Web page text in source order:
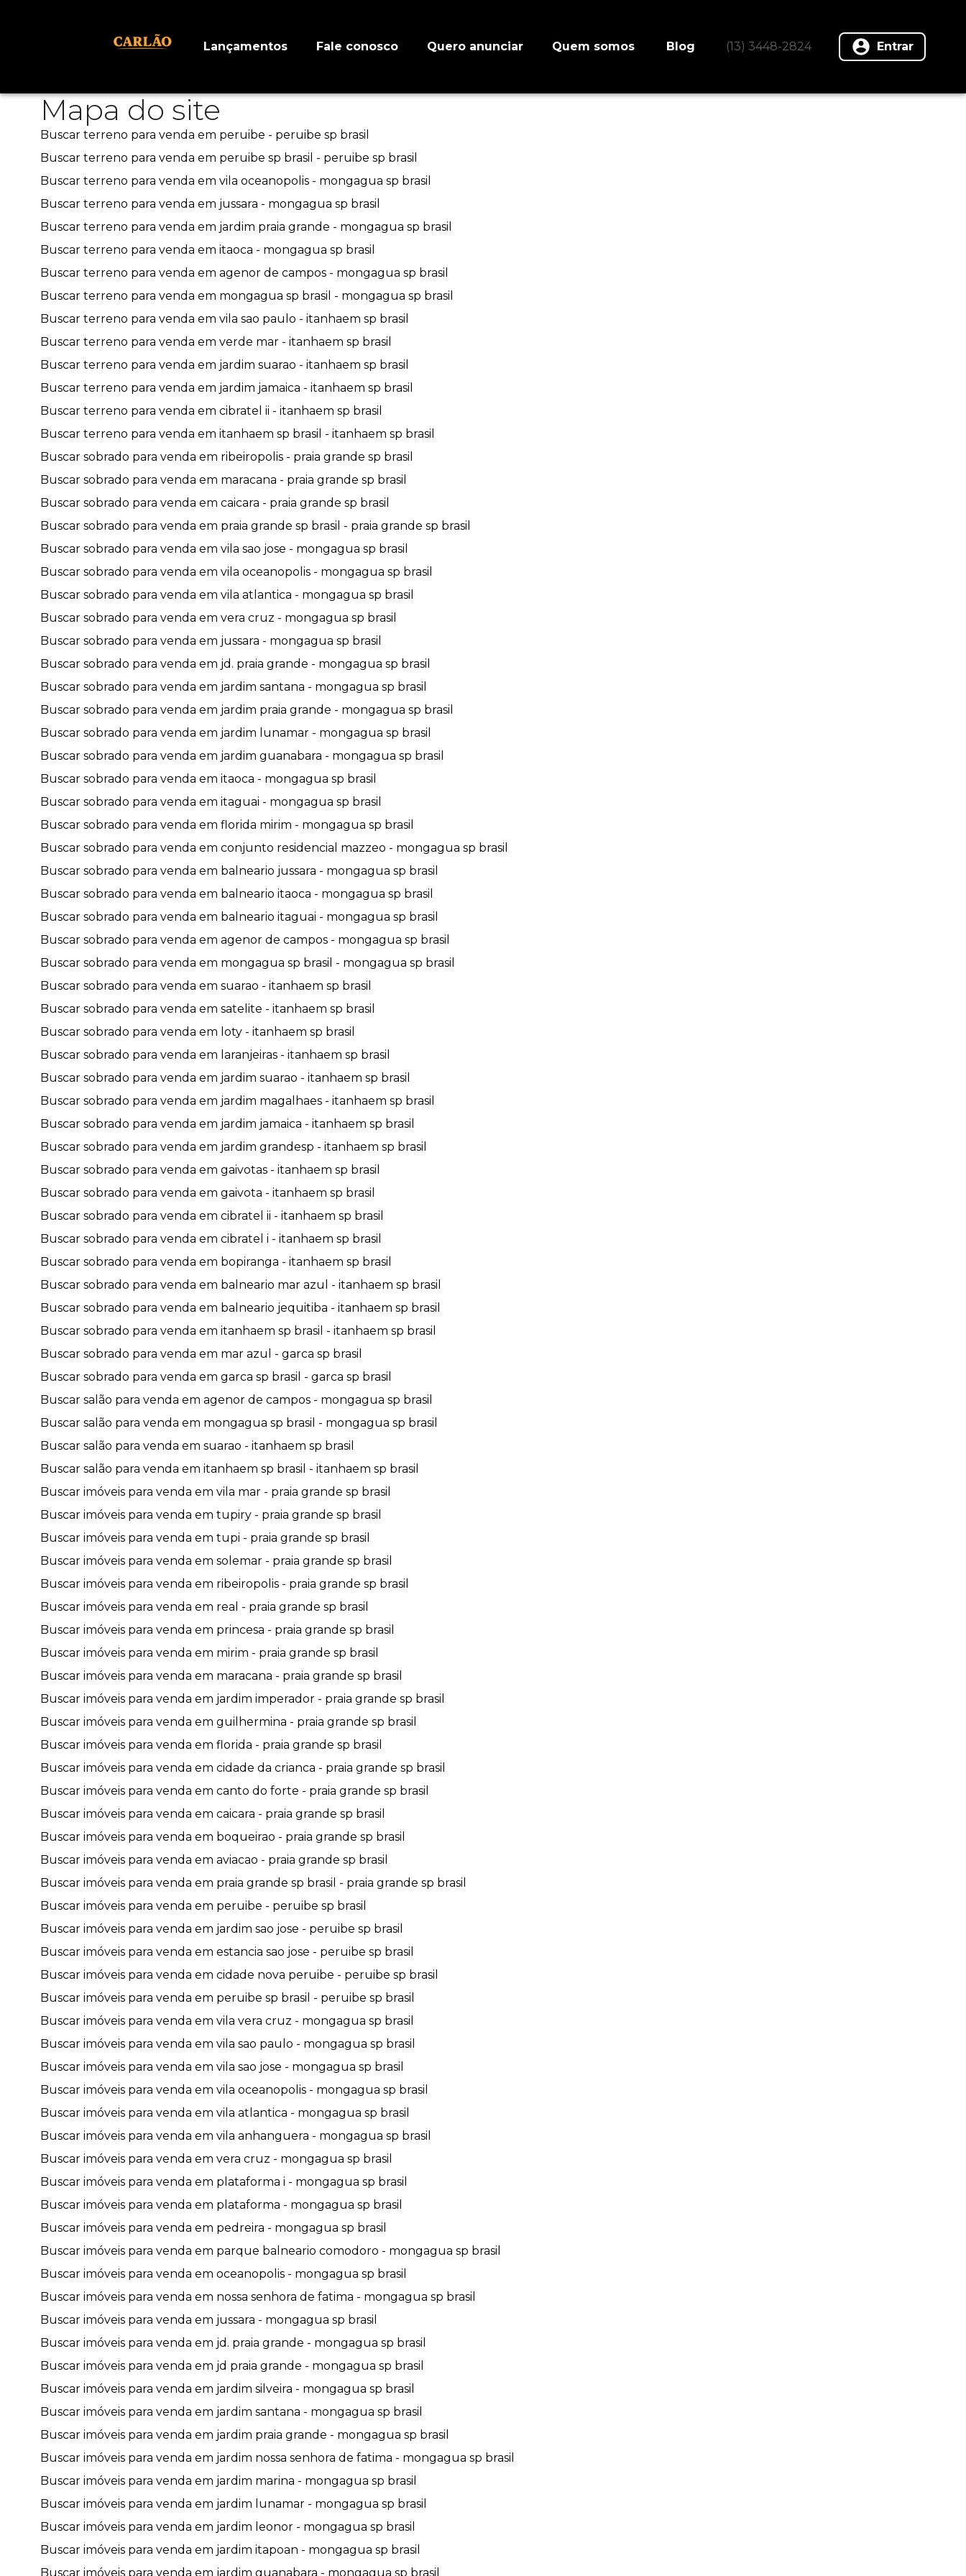
Lançamentos Fale conosco Quero anunciar Quem somos Blog (13) 3448-2824 Entrar
Mapa do site
Buscar terreno para venda em peruibe - peruibe sp brasil
Buscar terreno para venda em peruibe sp brasil - peruibe sp brasil
Buscar terreno para venda em vila oceanopolis - mongagua sp brasil
Buscar terreno para venda em jussara - mongagua sp brasil
Buscar terreno para venda em jardim praia grande - mongagua sp brasil
Buscar terreno para venda em itaoca - mongagua sp brasil
Buscar terreno para venda em agenor de campos - mongagua sp brasil
Buscar terreno para venda em mongagua sp brasil - mongagua sp brasil
Buscar terreno para venda em vila sao paulo - itanhaem sp brasil
Buscar terreno para venda em verde mar - itanhaem sp brasil
Buscar terreno para venda em jardim suarao - itanhaem sp brasil
Buscar terreno para venda em jardim jamaica - itanhaem sp brasil
Buscar terreno para venda em cibratel ii - itanhaem sp brasil
Buscar terreno para venda em itanhaem sp brasil - itanhaem sp brasil
Buscar sobrado para venda em ribeiropolis - praia grande sp brasil
Buscar sobrado para venda em maracana - praia grande sp brasil
Buscar sobrado para venda em caicara - praia grande sp brasil
Buscar sobrado para venda em praia grande sp brasil - praia grande sp brasil
Buscar sobrado para venda em vila sao jose - mongagua sp brasil
Buscar sobrado para venda em vila oceanopolis - mongagua sp brasil
Buscar sobrado para venda em vila atlantica - mongagua sp brasil
Buscar sobrado para venda em vera cruz - mongagua sp brasil
Buscar sobrado para venda em jussara - mongagua sp brasil
Buscar sobrado para venda em jd. praia grande - mongagua sp brasil
Buscar sobrado para venda em jardim santana - mongagua sp brasil
Buscar sobrado para venda em jardim praia grande - mongagua sp brasil
Buscar sobrado para venda em jardim lunamar - mongagua sp brasil
Buscar sobrado para venda em jardim guanabara - mongagua sp brasil
Buscar sobrado para venda em itaoca - mongagua sp brasil
Buscar sobrado para venda em itaguai - mongagua sp brasil
Buscar sobrado para venda em florida mirim - mongagua sp brasil
Buscar sobrado para venda em conjunto residencial mazzeo - mongagua sp brasil
Buscar sobrado para venda em balneario jussara - mongagua sp brasil
Buscar sobrado para venda em balneario itaoca - mongagua sp brasil
Buscar sobrado para venda em balneario itaguai - mongagua sp brasil
Buscar sobrado para venda em agenor de campos - mongagua sp brasil
Buscar sobrado para venda em mongagua sp brasil - mongagua sp brasil
Buscar sobrado para venda em suarao - itanhaem sp brasil
Buscar sobrado para venda em satelite - itanhaem sp brasil
Buscar sobrado para venda em loty - itanhaem sp brasil
Buscar sobrado para venda em laranjeiras - itanhaem sp brasil
Buscar sobrado para venda em jardim suarao - itanhaem sp brasil
Buscar sobrado para venda em jardim magalhaes - itanhaem sp brasil
Buscar sobrado para venda em jardim jamaica - itanhaem sp brasil
Buscar sobrado para venda em jardim grandesp - itanhaem sp brasil
Buscar sobrado para venda em gaivotas - itanhaem sp brasil
Buscar sobrado para venda em gaivota - itanhaem sp brasil
Buscar sobrado para venda em cibratel ii - itanhaem sp brasil
Buscar sobrado para venda em cibratel i - itanhaem sp brasil
Buscar sobrado para venda em bopiranga - itanhaem sp brasil
Buscar sobrado para venda em balneario mar azul - itanhaem sp brasil
Buscar sobrado para venda em balneario jequitiba - itanhaem sp brasil
Buscar sobrado para venda em itanhaem sp brasil - itanhaem sp brasil
Buscar sobrado para venda em mar azul - garca sp brasil
Buscar sobrado para venda em garca sp brasil - garca sp brasil
Buscar salão para venda em agenor de campos - mongagua sp brasil
Buscar salão para venda em mongagua sp brasil - mongagua sp brasil
Buscar salão para venda em suarao - itanhaem sp brasil
Buscar salão para venda em itanhaem sp brasil - itanhaem sp brasil
Buscar imóveis para venda em vila mar - praia grande sp brasil
Buscar imóveis para venda em tupiry - praia grande sp brasil
Buscar imóveis para venda em tupi - praia grande sp brasil
Buscar imóveis para venda em solemar - praia grande sp brasil
Buscar imóveis para venda em ribeiropolis - praia grande sp brasil
Buscar imóveis para venda em real - praia grande sp brasil
Buscar imóveis para venda em princesa - praia grande sp brasil
Buscar imóveis para venda em mirim - praia grande sp brasil
Buscar imóveis para venda em maracana - praia grande sp brasil
Buscar imóveis para venda em jardim imperador - praia grande sp brasil
Buscar imóveis para venda em guilhermina - praia grande sp brasil
Buscar imóveis para venda em florida - praia grande sp brasil
Buscar imóveis para venda em cidade da crianca - praia grande sp brasil
Buscar imóveis para venda em canto do forte - praia grande sp brasil
Buscar imóveis para venda em caicara - praia grande sp brasil
Buscar imóveis para venda em boqueirao - praia grande sp brasil
Buscar imóveis para venda em aviacao - praia grande sp brasil
Buscar imóveis para venda em praia grande sp brasil - praia grande sp brasil
Buscar imóveis para venda em peruibe - peruibe sp brasil
Buscar imóveis para venda em jardim sao jose - peruibe sp brasil
Buscar imóveis para venda em estancia sao jose - peruibe sp brasil
Buscar imóveis para venda em cidade nova peruibe - peruibe sp brasil
Buscar imóveis para venda em peruibe sp brasil - peruibe sp brasil
Buscar imóveis para venda em vila vera cruz - mongagua sp brasil
Buscar imóveis para venda em vila sao paulo - mongagua sp brasil
Buscar imóveis para venda em vila sao jose - mongagua sp brasil
Buscar imóveis para venda em vila oceanopolis - mongagua sp brasil
Buscar imóveis para venda em vila atlantica - mongagua sp brasil
Buscar imóveis para venda em vila anhanguera - mongagua sp brasil
Buscar imóveis para venda em vera cruz - mongagua sp brasil
Buscar imóveis para venda em plataforma i - mongagua sp brasil
Buscar imóveis para venda em plataforma - mongagua sp brasil
Buscar imóveis para venda em pedreira - mongagua sp brasil
Buscar imóveis para venda em parque balneario comodoro - mongagua sp brasil
Buscar imóveis para venda em oceanopolis - mongagua sp brasil
Buscar imóveis para venda em nossa senhora de fatima - mongagua sp brasil
Buscar imóveis para venda em jussara - mongagua sp brasil
Buscar imóveis para venda em jd. praia grande - mongagua sp brasil
Buscar imóveis para venda em jd praia grande - mongagua sp brasil
Buscar imóveis para venda em jardim silveira - mongagua sp brasil
Buscar imóveis para venda em jardim santana - mongagua sp brasil
Buscar imóveis para venda em jardim praia grande - mongagua sp brasil
Buscar imóveis para venda em jardim nossa senhora de fatima - mongagua sp brasil
Buscar imóveis para venda em jardim marina - mongagua sp brasil
Buscar imóveis para venda em jardim lunamar - mongagua sp brasil
Buscar imóveis para venda em jardim leonor - mongagua sp brasil
Buscar imóveis para venda em jardim itapoan - mongagua sp brasil
Buscar imóveis para venda em jardim guanabara - mongagua sp brasil